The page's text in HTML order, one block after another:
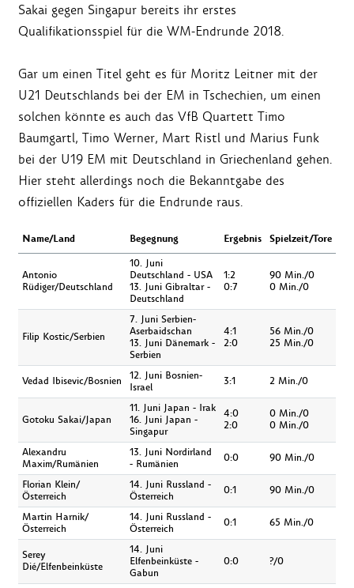
Sakai gegen Singapur bereits ihr erstes
Qualifikationsspiel für die WM-Endrunde 2018.
Gar um einen Titel geht es für Moritz Leitner mit der
U21 Deutschlands bei der EM in Tschechien, um einen
solchen könnte es auch das VfB Quartett Timo
Baumgartl, Timo Werner, Mart Ristl und Marius Funk
bei der U19 EM mit Deutschland in Griechenland gehen.
Hier steht allerdings noch die Bekanntgabe des
offiziellen Kaders für die Endrunde raus.
Name/Land Begegnung Ergebnis Spielzeit/Tore
Antonio
Rüdiger/Deutschland
10. Juni
Deutschland - USA
13. Juni Gibraltar -
Deutschland
1:2
0:7
90 Min./0
0 Min./0
Filip Kostic/Serbien
7. Juni Serbien-
Aserbaidschan
13. Juni Dänemark -
Serbien
4:1
2:0
56 Min./0
25 Min./0
Vedad Ibisevic/Bosnien
12. Juni Bosnien-
Israel
3:1 2 Min./0
Gotoku Sakai/Japan
11. Juni Japan - Irak
16. Juni Japan -
Singapur
4:0
2:0
0 Min./0
0 Min./0
Alexandru
Maxim/Rumänien
13. Juni Nordirland
- Rumänien
0:0 90 Min./0
Florian Klein/
Österreich
14. Juni Russland -
Österreich
0:1 90 Min./0
Martin Harnik/
Österreich
14. Juni Russland -
Österreich
0:1 65 Min./0
Serey
Dié/Elfenbeinküste
14. Juni
Elfenbeinküste -
Gabun
0:0 ?/0